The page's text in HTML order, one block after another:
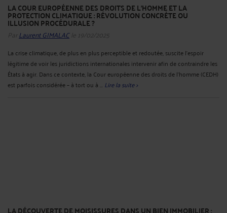
LA COUR EUROPÉENNE DES DROITS DE L’HOMME ET LA
PROTECTION CLIMATIQUE : RÉVOLUTION CONCRÈTE OU
ILLUSION PROCÉDURALE ?
Par Laurent GIMALACle 19/02/2025
La crise climatique, de plus en plus perceptible et redoutée, suscite l’espoir
légitime de voir les juridictions internationales intervenir afin de contraindre les
États à agir. Dans ce contexte, la Cour européenne des droits de l’homme (CEDH)
est parfois considérée – à tort ou à ... Lire la suite >